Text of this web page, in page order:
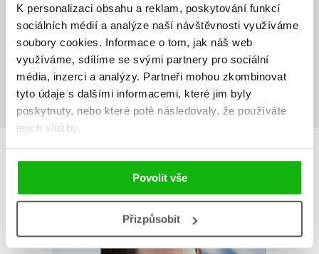
K personalizaci obsahu a reklam, poskytování funkcí
sociálních médií a analýze naší návštěvnosti využíváme
soubory cookies. Informace o tom, jak náš web
využíváme, sdílíme se svými partnery pro sociální
média, inzerci a analýzy. Partneři mohou zkombinovat
tyto údaje s dalšími informacemi, které jim byly
poskytnuty, nebo které poté následovaly, že používáte
jejich služby.
Povolit vše
Přizpůsobit
Vaše hodnocení
Uživatelskou recenzi mohou vkládat pouze registrovaní uživatelé
Přihlásit
AUTOR KNIHY